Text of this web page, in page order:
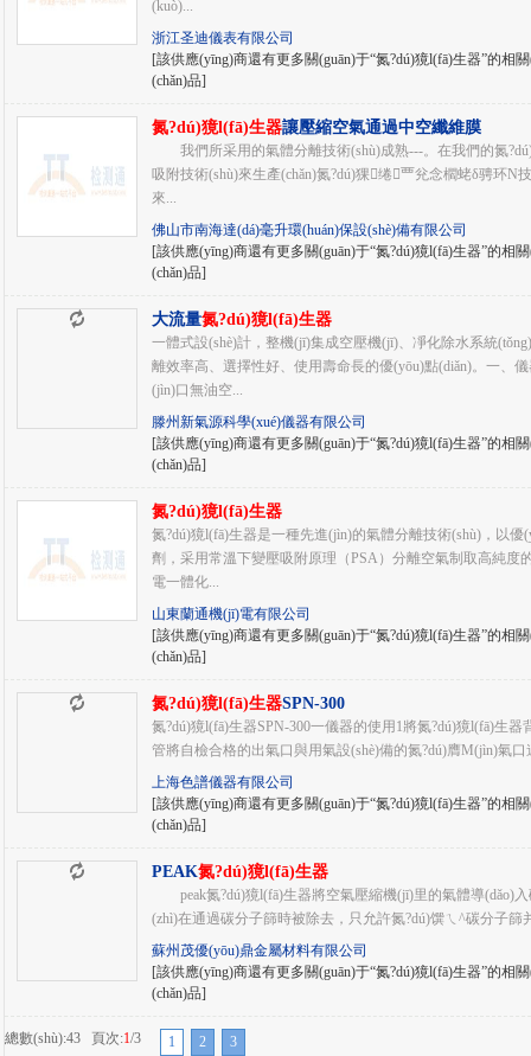
(kuò)...
浙江圣迪儀表有限公司
[該供應(yīng)商還有更多關(guān)于“氮?dú)獍l(fā)生器”的相
(chǎn)品]
氮?dú)獍l(fā)生器讓壓縮空氣通過中空纖維膜
我們所采用的氣體分離技術(shù)成熟---。在我們的氮
吸附技術(shù)來生產(chǎn)氮?dú)猓绻覀兊念櫩蛯δ骋环N
來...
佛山市南海達(dá)毫升環(huán)保設(shè)備有限公司
[該供應(yīng)商還有更多關(guān)于“氮?dú)獍l(fā)生器”的相
(chǎn)品]
大流量氮?dú)獍l(fā)生器
一體式設(shè)計，整機(jī)集成空壓機(jī)、凈化除水系統
離效率高、選擇性好、使用壽命長的優(yōu)點(diǎn)。一、
(jìn)口無油空...
滕州新氣源科學(xué)儀器有限公司
[該供應(yīng)商還有更多關(guān)于“氮?dú)獍l(fā)生器”的相
(chǎn)品]
氮?dú)獍l(fā)生器
氮?dú)獍l(fā)生器是一種先進(jìn)的氣體分離技術(shù)，以
劑，采用常溫下變壓吸附原理（PSA）分離空氣制取高純度
電一體化...
山東蘭通機(jī)電有限公司
[該供應(yīng)商還有更多關(guān)于“氮?dú)獍l(fā)生器”的相
(chǎn)品]
氮?dú)獍l(fā)生器SPN-300
氮?dú)獍l(fā)生器SPN-300一儀器的使用1將氮?dú)獍l(fā)生
管將自檢合格的出氣口與用氣設(shè)備的氮?dú)膺M(jìn)氣口
上海色譜儀器有限公司
[該供應(yīng)商還有更多關(guān)于“氮?dú)獍l(fā)生器”的相
(chǎn)品]
PEAK氮?dú)獍l(fā)生器
peak氮?dú)獍l(fā)生器將空氣壓縮機(jī)里的氣體導(dǎo)
(zhì)在通過碳分子篩時被除去，只允許氮?dú)馔ㄟ^碳分子篩
蘇州茂優(yōu)鼎金屬材料有限公司
[該供應(yīng)商還有更多關(guān)于“氮?dú)獍l(fā)生器”的相
(chǎn)品]
總數(shù):43 頁次:1/3 1 2 3